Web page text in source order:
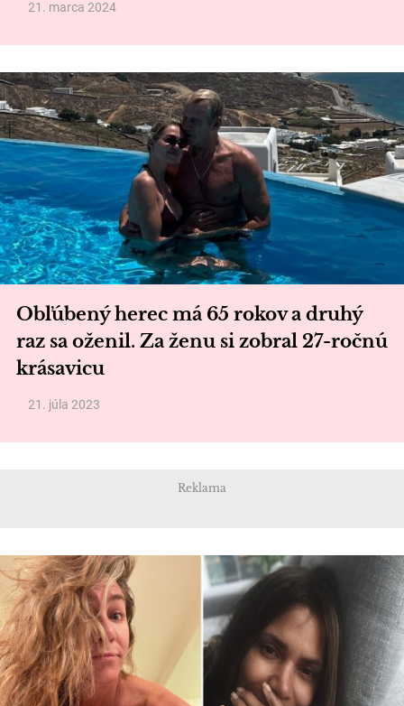
21. marca 2024
Obľúbený herec má 65 rokov a druhý
raz sa oženil. Za ženu si zobral 27-ročnú
krásavicu
21. júla 2023
Reklama